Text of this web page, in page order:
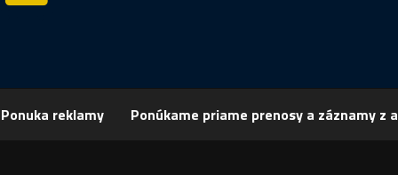
Ponuka reklamy Ponúkame priame prenosy a záznamy z
Archív Šport ŠPORT: HÁDZANÁ: Zmeny v kadri HKM Šaľa